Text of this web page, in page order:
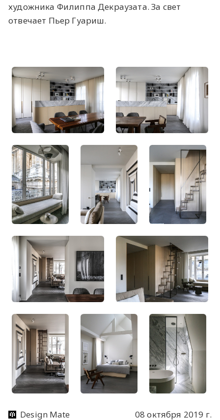
художника Филиппа Декраузата. За свет
отвечает Пьер Гуариш.
Design Mate 08 октября 2019 г.